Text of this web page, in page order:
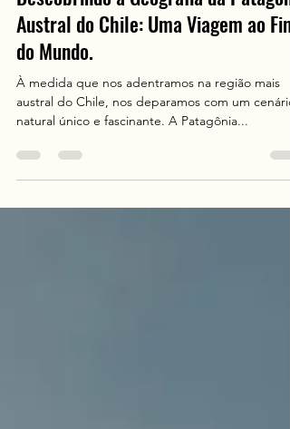
Descobrindo a Geografia da
Austral do Chile: Uma Viagem ao Fim
do Mundo.
À medida que nos adentramos na região mais
austral do Chile, nos deparamos com um cenário